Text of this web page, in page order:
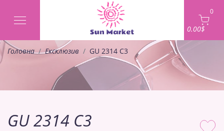
0
0.00$
Головна Ексклюзив GU 2314 C3
GU 2314 C3